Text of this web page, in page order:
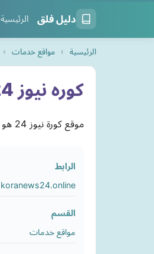
دليل فلق الرئيسية
الرئيسية › مواقع خدمات ›
كوره نيوز 24
موقع كورة نيوز 24 هو منصة رياضية متخصصة في متابعة آخر أخبار كرة القدم العالمية والعربية لحظة بلحظة. يقدّم الموقع تغطية حصرية للمباريات
الرابط
koranews24.online
القسم
مواقع خدمات